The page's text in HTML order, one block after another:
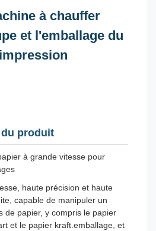
à chauffer
et l'emballage du
du produit
à grande vitesse pour
haute précision et haute
capable de manipuler un
de papier, y compris le papier
et le papier kraft.emballage, et